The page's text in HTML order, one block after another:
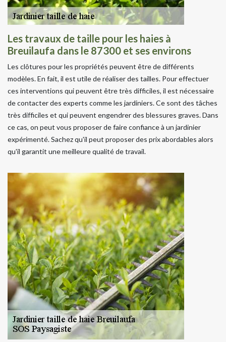
Les travaux de taille pour les haies à
Breuilaufa dans le 87300 et ses environs
Les clôtures pour les propriétés peuvent être de différents
modèles. En fait, il est utile de réaliser des tailles. Pour effectuer
ces interventions qui peuvent être très difficiles, il est nécessaire
de contacter des experts comme les jardiniers. Ce sont des tâches
très difficiles et qui peuvent engendrer des blessures graves. Dans
ce cas, on peut vous proposer de faire confiance à un jardinier
expérimenté. Sachez qu'il peut proposer des prix abordables alors
qu'il garantit une meilleure qualité de travail.